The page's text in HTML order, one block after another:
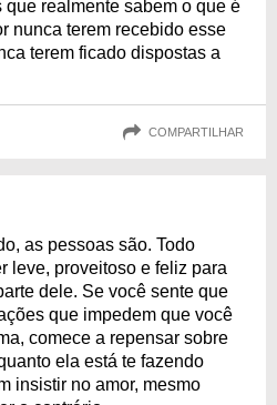
realmente sabem o que é
nunca terem recebido esse
terem ficado dispostas a
COMPARTILHAR
as pessoas são. Todo
leve, proveitoso e feliz para
dele. Se você sente que
que impedem que você
comece a repensar sobre
ela está te fazendo
insistir no amor, mesmo